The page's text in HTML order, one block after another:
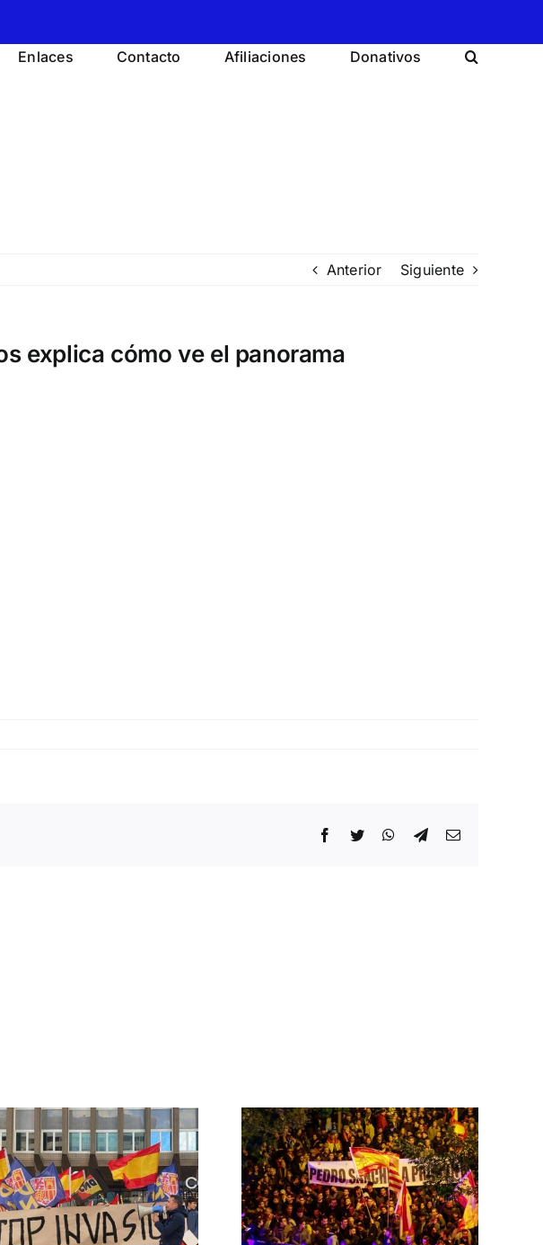
Enlaces Contacto Afiliaciones Donativos
Anterior Siguiente
explica cómo ve el panorama
Facebook
Twitter WhatsApp
TelegramCorreo
DN ante las
protestas contra el
Gobierno